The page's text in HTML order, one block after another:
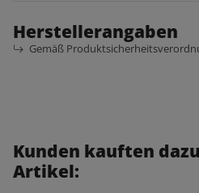
Herstellerangaben
Gemäß
Kunden kauften
Artikel: